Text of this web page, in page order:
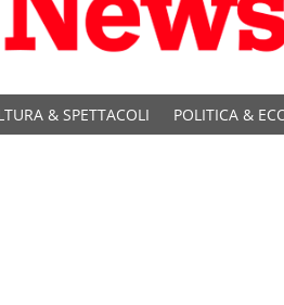
& SPETTACOLI POLITICA &